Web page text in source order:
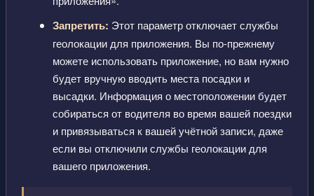
Запретить: Этот параметр отключает службы
геолокации для приложения. Вы по-прежнему
можете использовать приложение, но вам нужно
будет вручную вводить места посадки и
высадки. Информация о местоположении будет
собираться от водителя во время вашей поездки
и привязываться к вашей учётной записи, даже
если вы отключили службы геолокации для
вашего приложения.